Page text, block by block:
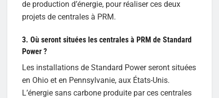
de production d’énergie, pour réaliser ces deux
projets de centrales à PRM.
3. Où seront situées les centrales à PRM de Standard
Power ?
Les installations de Standard Power seront situées
en Ohio et en Pennsylvanie, aux États-Unis.
L’énergie sans carbone produite par ces centrales